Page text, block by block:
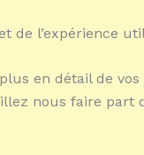
de l’expérience
en détail de
nous faire part